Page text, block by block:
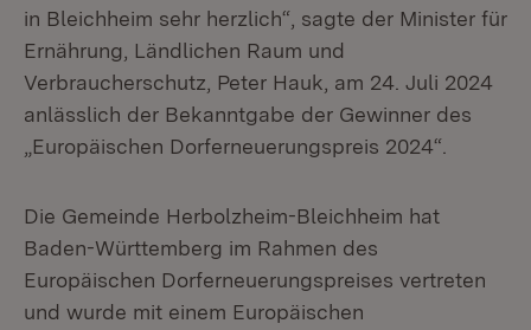
in Bleichheim sehr herzlich“, sagte der Minister für
Ernährung, Ländlichen Raum und
Verbraucherschutz, Peter Hauk, am 24. Juli 2024
anlässlich der Bekanntgabe der Gewinner des
„Europäischen Dorferneuerungspreis 2024“.
Die Gemeinde Herbolzheim-Bleichheim hat
Baden-Württemberg im Rahmen des
Europäischen Dorferneuerungspreises vertreten
und wurde mit einem Europäischen